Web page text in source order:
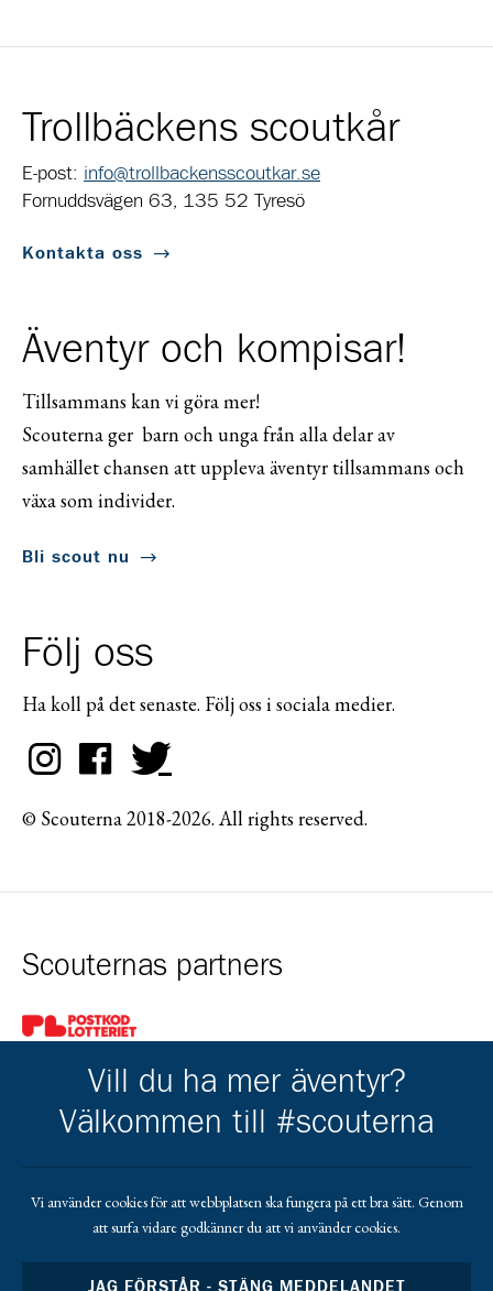
Trollbäckens scoutkår
E-post: info@trollbackensscoutkar.se
Fornuddsvägen 63, 135 52 Tyresö
Kontakta oss
Äventyr och kompisar!
Tillsammans kan vi göra mer!
Scouterna ger barn och unga från alla delar av
samhället chansen att uppleva äventyr tillsammans och
växa som individer.
Bli scout nu
Följ oss
Ha koll på det senaste. Följ oss i sociala medier.
© Scouterna 2018-2026. All rights reserved.
Scouternas partners
Gå till pl_50
Kårkompis
Gå till https://www.transformant.se
Vill du ha mer äventyr?
Välkommen till #scouterna
Vi använder cookies för att webbplatsen ska fungera på ett bra sätt. Genom
att surfa vidare godkänner du att vi använder cookies.
JAG FÖRSTÅR - STÄNG MEDDELANDET